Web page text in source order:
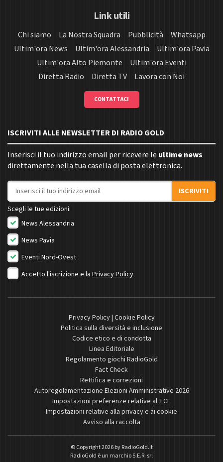
Link utili
Chi siamo La Nostra Squadra Pubblicità
Whatsapp
Ultim'ora News
Ultim'ora Alessandria
Ultim'ora Pavia
Ultim'ora Alto Piemonte
Ultim'ora Eventi
Diretta Radio
Diretta TV Lavora con Noi
CONTATTACI
ISCRIVITI ALLE NEWSLETTER DI RADIO GOLD
Inserisci il tuo indirizzo email per ricevere le ultime news
direttamente nella tua casella di posta elettronica.
Indirizzo email
ISCRIVITI
Scegli le tue edizioni:
News Alessandria
News Pavia
Eventi Nord-Ovest
Accetto l'iscrizione e la Privacy Policy
Privacy Policy| Cookie Policy
Politica sulla diversità e inclusione
Codice etico e di condotta
Linea Editoriale
Regolamento giochi RadioGold
Fact Check
Rettifica e correzioni
Autoregolamentazione Elezioni Amministrative 2026
Impostazioni preferenze relative al TCF
Impostazioni relative alla privacy e ai cookie
Avviso alla raccolta
© Copyright 2026 byRadioGold.it
RadioGold è un marchio S.E.R. srl